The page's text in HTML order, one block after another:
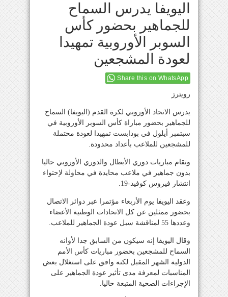
اليويفا يدرس السماح
للجماهير بحضور كأس
السوبر الأوروبية تمهيدا
لعودة المشجعين
Share this on WhatsApp
رويترز
يدرس الاتحاد الأوروبي لكرة القدم (اليويفا) السماح
للجماهير بحضور مباراة كأس السوبر الأوروبية في
سبتمبر أيلول في بودابست تمهيدا لعودة محتملة
للمشجعين للملاعب بأعداد محدودة.
وتقام مباريات دوري الأبطال والدوري الأوروبي حاليا
بدون جماهير في ملاعب محايدة في محاولة لإحتواء
انتشار فيروس كوفيد-19.
وعقد اليويفا يوم الأربعاء مؤتمرا عبر دوائر الاتصال
بحضور ممثلين عن كل الاتحادات الوطنية الأعضاء
وعددها 55 لمناقشة سبل عودة الجماهير للملاعب.
وقال اليويفا إنه سيكون من السابق جدا لأوانه
السماح للمشجعين بحضور مباريات كأس الأمم
الدولية الشهر المقبل لكنه وافق على استغلال بعض
المناسبات لمعرفة مدى تأثير عودة الجماهير على
الإجراءات الصحية المتبعة حاليا.